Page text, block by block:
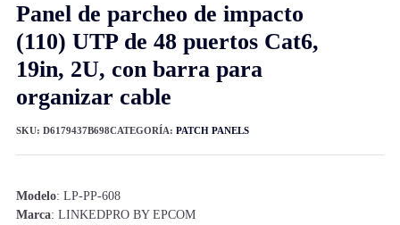
Panel de parcheo de impacto
(110) UTP de 48 puertos Cat6,
19in, 2U, con barra para
organizar cable
Modelo: LP-PP-608
Marca: LINKEDPRO BY EPCOM
SKU: D6179437B698CATEGORÍA: PATCH PANELS